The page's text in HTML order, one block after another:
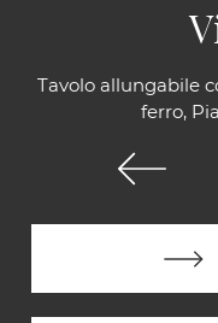
Tavolo allungabile
ferro,